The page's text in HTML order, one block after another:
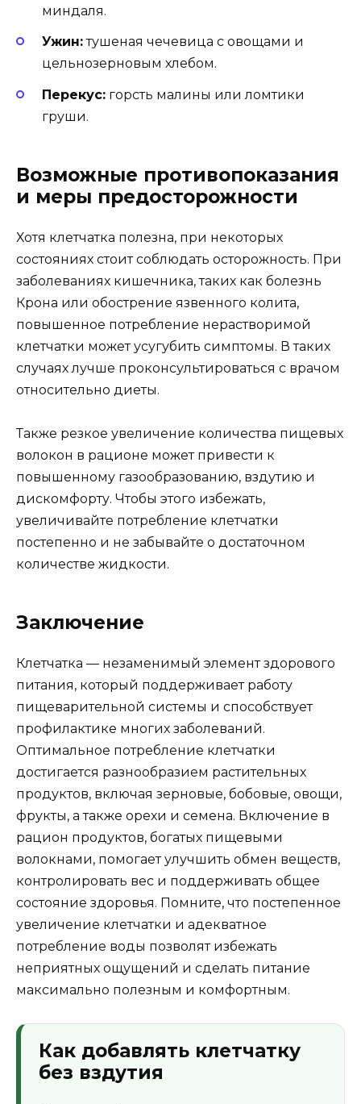
миндаля.
Ужин:тушеная чечевица с овощами и
цельнозерновым хлебом.
Перекус: горсть малины или ломтики
груши.
Возможные противопоказания
и меры предосторожности
Хотя клетчатка полезна, при некоторых
состояниях стоит соблюдать осторожность. При
заболеваниях кишечника, таких как болезнь
Крона или обострение язвенного колита,
повышенное потребление нерастворимой
клетчатки может усугубить симптомы. В таких
случаях лучше проконсультироваться с врачом
относительно диеты.
Также резкое увеличение количества пищевых
волокон в рационе может привести к
повышенному газообразованию, вздутию и
дискомфорту. Чтобы этого избежать,
увеличивайте потребление клетчатки
постепенно и не забывайте о достаточном
количестве жидкости.
Заключение
Клетчатка — незаменимый элемент здорового
питания, который поддерживает работу
пищеварительной системы и способствует
профилактике многих заболеваний.
Оптимальное потребление клетчатки
достигается разнообразием растительных
продуктов, включая зерновые, бобовые, овощи,
фрукты, а также орехи и семена. Включение в
рацион продуктов, богатых пищевыми
волокнами, помогает улучшить обмен веществ,
контролировать вес и поддерживать общее
состояние здоровья. Помните, что постепенное
увеличение клетчатки и адекватное
потребление воды позволят избежать
неприятных ощущений и сделать питание
максимально полезным и комфортным.
Как добавлять клетчатку
без вздутия